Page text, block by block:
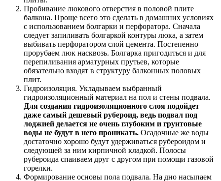
Пробивание люкового отверстия в половой плите
балкона. Проще всего это сделать в домашних условиях
с использованием болгарки и перфоратора. Сначала
следует запиливать болгаркой контуры люка, а затем
выбивать перфоратором слой цемента. Постепенно
прорубаем люк насквозь. Болгарка пригодиться и для
перепиливания арматурных прутьев, которые
обязательно входят в структуру балконных половых
плит.
Гидроизоляция. Укладываем выбранный
гидроизоляционный материал на пол и стены подвала.
Для создания гидроизоляционного слоя подойдет
даже самый дешевый рубероид, ведь подвал под
лоджией делается не очень глубоким и грунтовые
воды не будут в него проникать. Осадочные же воды
достаточно хорошо будут удерживаться рубероидом и
следующей за ним кирпичной кладкой. Полосы
рубероида спаиваем друг с другом при помощи газовой
горелки.
Формирование основы пола подвала. На дно насыпаем